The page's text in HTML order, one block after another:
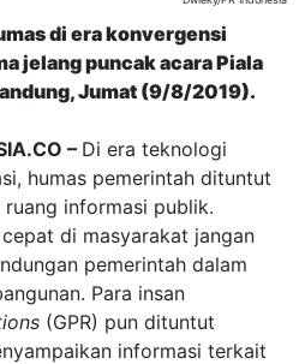
di era konvergensi
jelang puncak acara Piala
Jumat (9/8/2019).
– Di era teknologi
humas pemerintah dituntut
informasi publik.
di masyarakat jangan
pemerintah dalam
Para insan
(GPR) pun dituntut
informasi terkait